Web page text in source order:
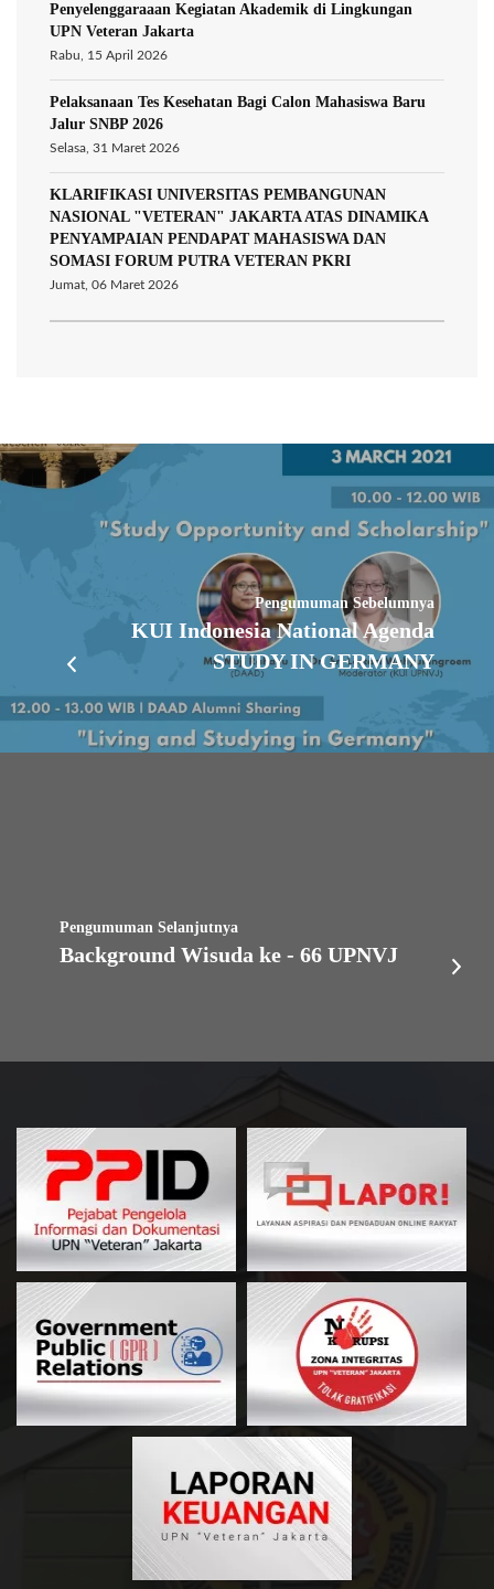
Penyelenggaraaan Kegiatan Akademik di Lingkungan
UPN Veteran Jakarta
Rabu, 15 April 2026
Pelaksanaan Tes Kesehatan Bagi Calon Mahasiswa Baru
Jalur SNBP 2026
Selasa, 31 Maret 2026
KLARIFIKASI UNIVERSITAS PEMBANGUNAN
NASIONAL "VETERAN" JAKARTA ATAS DINAMIKA
PENYAMPAIAN PENDAPAT MAHASISWA DAN
SOMASI FORUM PUTRA VETERAN PKRI
Jumat, 06 Maret 2026
Pengumuman Sebelumnya
KUI Indonesia National Agenda
STUDY IN GERMANY
Pengumuman Selanjutnya
Background Wisuda ke - 66 UPNVJ